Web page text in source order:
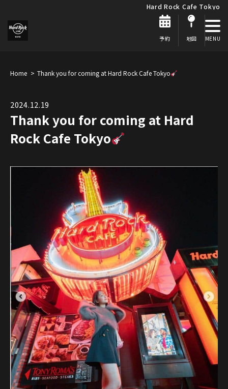
Hard Rock Cafe Tokyo
予約 地図
Home Thank you for coming at Hard Rock Cafe Tokyo
2024.12.19
Thank you for coming at Hard
Rock Cafe Tokyo